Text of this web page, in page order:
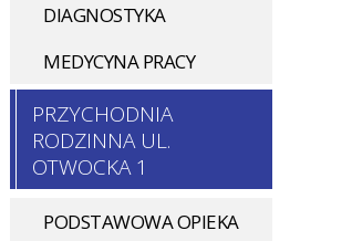
DIAGNOSTYKA
MEDYCYNA PRACY
PRZYCHODNIA
RODZINNA UL.
OTWOCKA 1
PODSTAWOWA OPIEKA